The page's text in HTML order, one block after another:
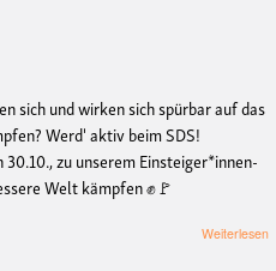
sich und wirken sich spürbar auf das
Werd' aktiv beim SDS!
zu unserem Einsteiger*innen-
Welt kämpfen✊🚩
Weiterlesen